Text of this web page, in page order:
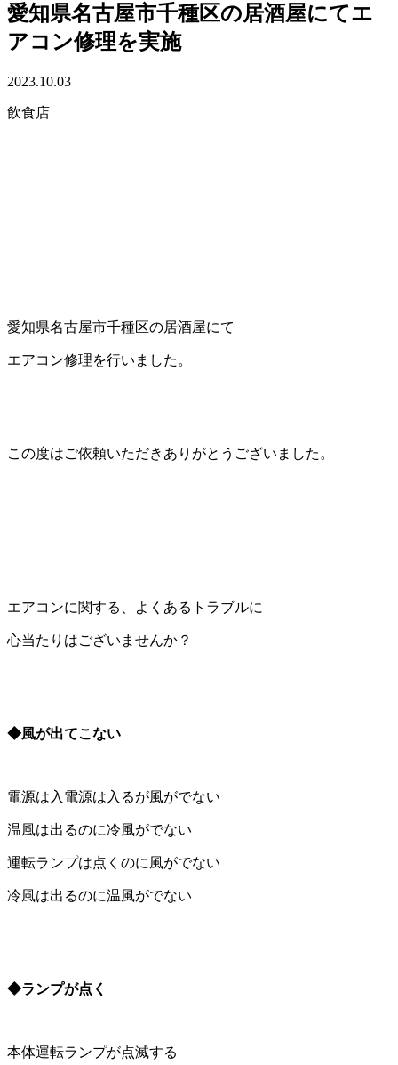
愛知県名古屋市千種区の居酒屋にてエ
アコン修理を実施
2023.10.03
飲食店
愛知県名古屋市千種区の居酒屋にて
エアコン修理を行いました。
この度はご依頼いただきありがとうございました。
エアコンに関する、よくあるトラブルに
心当たりはございませんか？
◆風が出てこない
電源は入電源は入るが風がでない
温風は出るのに冷風がでない
運転ランプは点くのに風がでない
冷風は出るのに温風がでない
◆ランプが点く
本体運転ランプが点滅する